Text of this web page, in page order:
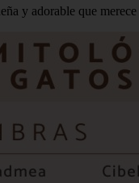
y adorable que